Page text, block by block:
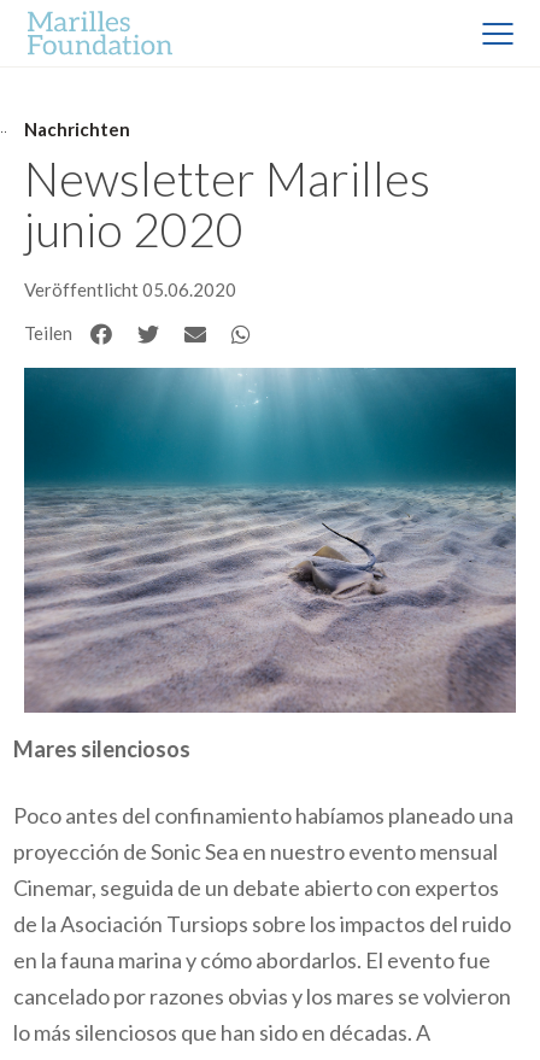
Nachrichten
Newsletter Marilles
junio 2020
Veröffentlicht 05.06.2020
Teilen
Mares silenciosos
Poco antes del confinamiento habíamos planeado una
proyección de Sonic Sea en nuestro evento mensual
Cinemar, seguida de un debate abierto con expertos
de la Asociación Tursiops sobre los impactos del ruido
en la fauna marina y cómo abordarlos. El evento fue
cancelado por razones obvias y los mares se volvieron
lo más silenciosos que han sido en décadas. A